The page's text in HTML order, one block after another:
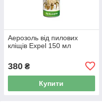
Аерозоль від пилових
кліщів Expel 150 мл
380 ₴
Купити